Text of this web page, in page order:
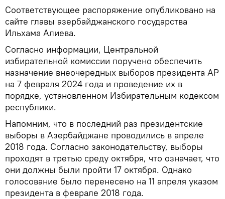
Соответствующее распоряжение опубликовано на
сайте главы азербайджанского государства
Ильхама Алиева.
Согласно информации, Центральной
избирательной комиссии поручено обеспечить
назначение внеочередных выборов президента АР
на 7 февраля 2024 года и проведение их в
порядке, установленном Избирательным кодексом
республики.
Напомним, что в последний раз президентские
выборы в Азербайджане проводились в апреле
2018 года. Согласно законодательству, выборы
проходят в третью среду октября, что означает, что
они должны были пройти 17 октября. Однако
голосование было перенесено на 11 апреля указом
президента в феврале 2018 года.